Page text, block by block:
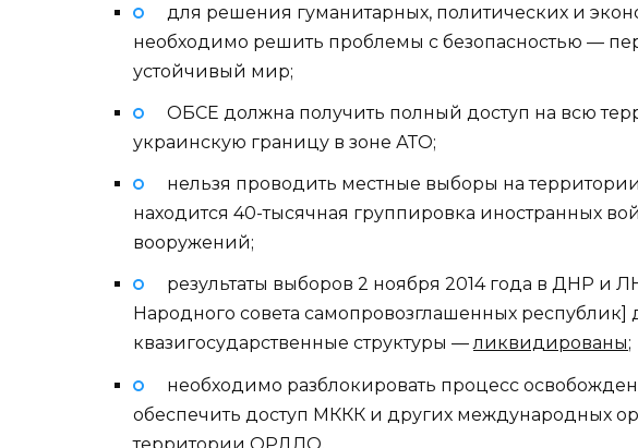
для решения гуманитарных, политических и
необходимо решить проблемы с безопасностью —
устойчивый мир;
ОБСЕ должна получить полный доступ на всю
украинскую границу в зоне АТО;
нельзя проводить местные выборы на
находится 40-тысячная группировка иностранных
вооружений;
результаты выборов 2 ноября 2014 года в ДНР и
Народного совета самопровозглашенных республик]
квазигосударственные структуры —ликвидированы;
необходимо разблокировать процесс
обеспечить доступ МККК и других международных
территории ОРДЛО.